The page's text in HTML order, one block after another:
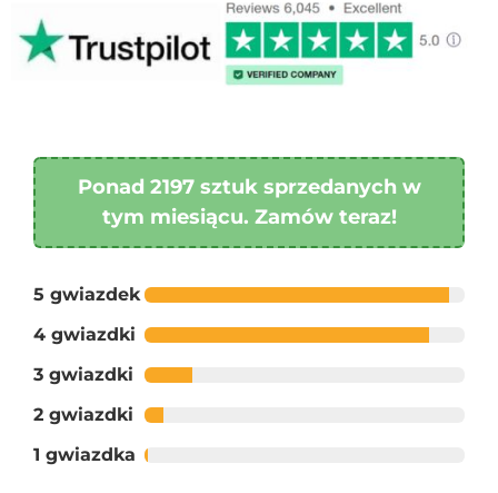
Ponad 2197 sztuk sprzedanych w
tym miesiącu. Zamów teraz!
5 gwiazdek
4 gwiazdki
3 gwiazdki
2 gwiazdki
1 gwiazdka